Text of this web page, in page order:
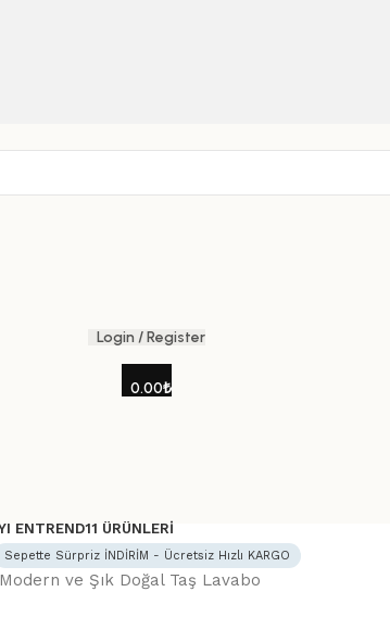
Login / Register
0.00₺
ENTREND11 ÜRÜNLERI
Sepette Sürpriz İNDİRİM - Ücretsiz Hızlı KARGO
ve Şık Doğal Taş Lavabo